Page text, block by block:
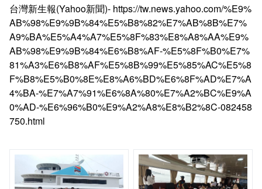
台灣新生報(Yahoo新聞)- https://tw.news.yahoo.com/%E9%
AB%98%E9%9B%84%E5%B8%82%E7%AB%8B%E7%
A9%BA%E5%A4%A7%E5%8F%83%E8%A8%AA%E9%
AB%98%E9%9B%84%E6%B8%AF-%E5%8F%B0%E7%
81%A3%E6%B8%AF%E5%8B%99%E5%85%AC%E5%8
F%B8%E5%B0%8E%E8%A6%BD%E6%8F%AD%E7%A
4%BA-%E7%A7%91%E6%8A%80%E7%A2%BC%E9%A
0%AD-%E6%96%B0%E9%A2%A8%E8%B2%8C-082458
750.html